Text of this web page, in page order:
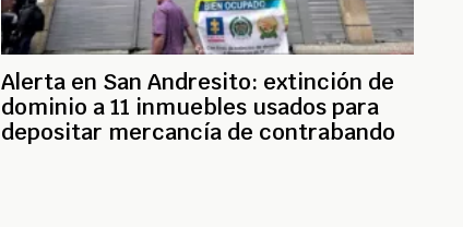
Alerta en San Andresito: extinción de
dominio a 11 inmuebles usados para
depositar mercancía de contrabando